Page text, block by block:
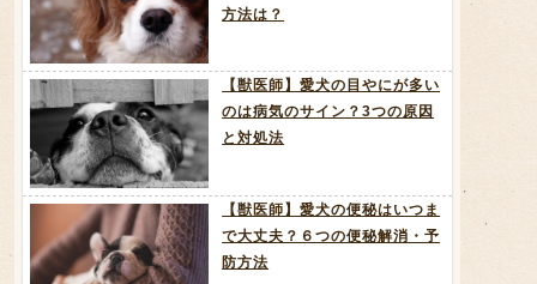
方法は？
【獣医師】愛犬の目やにが多い
のは病気のサイン？3つの原因
と対処法
【獣医師】愛犬の便秘はいつま
で大丈夫？６つの便秘解消・予
防方法